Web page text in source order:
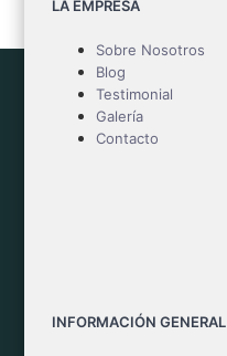
LA EMPRESA
Sobre Nosotros
Blog
Testimonial
Galería
Contacto
INFORMACIÓN GENERAL